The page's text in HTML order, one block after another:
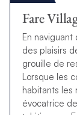
Fare
En
des plaisirs
grouille de
Lorsque les
habitants les
évocatrice